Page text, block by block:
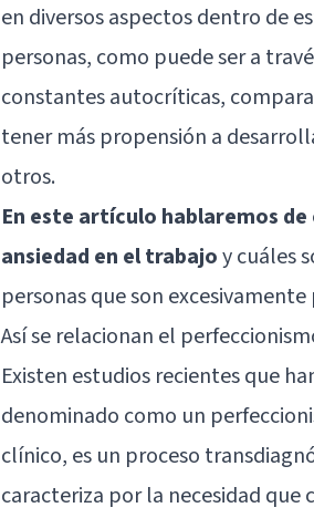
en diversos aspectos dentro de
personas, como puede ser a
constantes autocríticas,
tener más propensión a
otros.
En este artículo hablaremos
ansiedad en el trabajoy cuáles
personas que son
Así se relacionan el
Existen estudios recientes que
denominado como un
clínico, es un proceso
caracteriza por la necesidad que